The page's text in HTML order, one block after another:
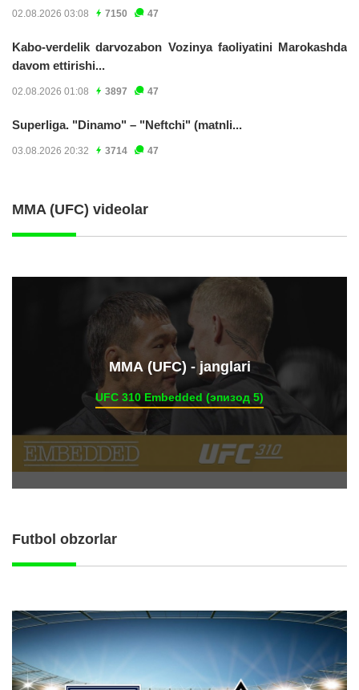
02.08.2026 03:08 7150 47
Kabo-verdelik darvozabon Vozinya faoliyatini Marokashda
davom ettirishi...
02.08.2026 01:08 3897 47
Superliga. "Dinamo" – "Neftchi" (matnli...
03.08.2026 20:32 3714 47
MMA (UFC) videolar
ММА (UFC) - janglari
UFC 310 Embedded (эпизод 5)
Futbol obzorlar